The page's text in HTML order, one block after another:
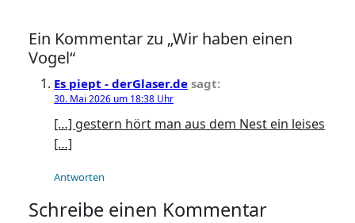
Ein Kommentar zu „Wir haben einen
Vogel“
Es piept - derGlaser.de sagt:
30. Mai 2026 um 18:38 Uhr
[…] gestern hört man aus dem Nest ein leises
[…]
Antworten
Schreibe einen Kommentar